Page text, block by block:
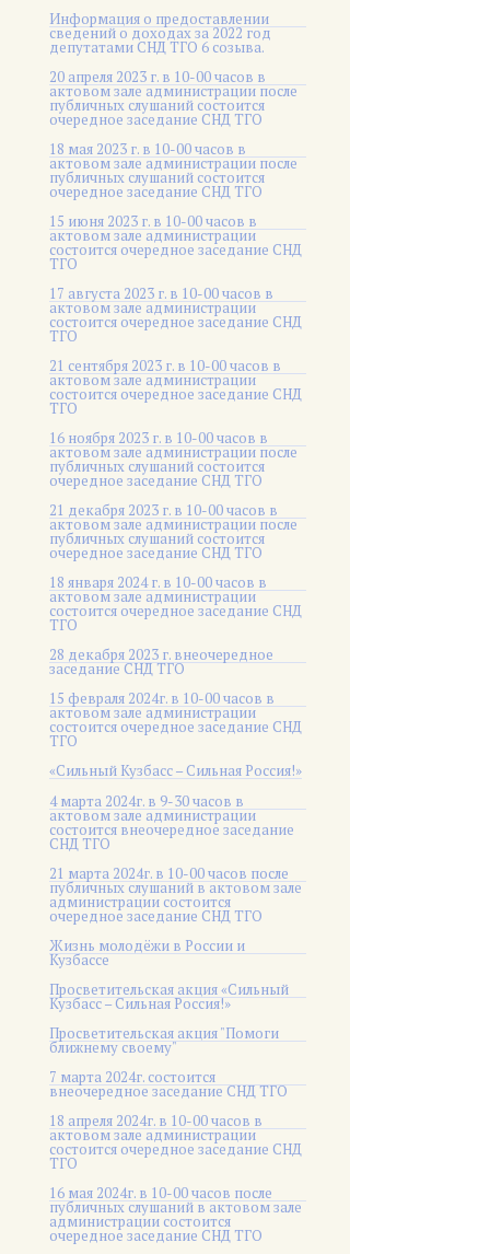
Информация о предоставлении
сведений о доходах за 2022 год
депутатами СНД ТГО 6 созыва.
20 апреля 2023 г. в 10-00 часов в
актовом зале администрации после
публичных слушаний состоится
очередное заседание СНД ТГО
18 мая 2023 г. в 10-00 часов в
актовом зале администрации после
публичных слушаний состоится
очередное заседание СНД ТГО
15 июня 2023 г. в 10-00 часов в
актовом зале администрации
состоится очередное заседание СНД
ТГО
17 августа 2023 г. в 10-00 часов в
актовом зале администрации
состоится очередное заседание СНД
ТГО
21 сентября 2023 г. в 10-00 часов в
актовом зале администрации
состоится очередное заседание СНД
ТГО
16 ноября 2023 г. в 10-00 часов в
актовом зале администрации после
публичных слушаний состоится
очередное заседание СНД ТГО
21 декабря 2023 г. в 10-00 часов в
актовом зале администрации после
публичных слушаний состоится
очередное заседание СНД ТГО
18 января 2024 г. в 10-00 часов в
актовом зале администрации
состоится очередное заседание СНД
ТГО
28 декабря 2023 г. внеочередное
заседание СНД ТГО
15 февраля 2024г. в 10-00 часов в
актовом зале администрации
состоится очередное заседание СНД
ТГО
«Сильный Кузбасс – Сильная Россия!»
4 марта 2024г. в 9-30 часов в
актовом зале администрации
состоится внеочередное заседание
СНД ТГО
21 марта 2024г. в 10-00 часов после
публичных слушаний в актовом зале
администрации состоится
очередное заседание СНД ТГО
Жизнь молодёжи в России и
Кузбассе
Просветительская акция «Сильный
Кузбасс – Сильная Россия!»
Просветительская акция "Помоги
ближнему своему"
7 марта 2024г. состоится
внеочередное заседание СНД ТГО
18 апреля 2024г. в 10-00 часов в
актовом зале администрации
состоится очередное заседание СНД
ТГО
16 мая 2024г. в 10-00 часов после
публичных слушаний в актовом зале
администрации состоится
очередное заседание СНД ТГО